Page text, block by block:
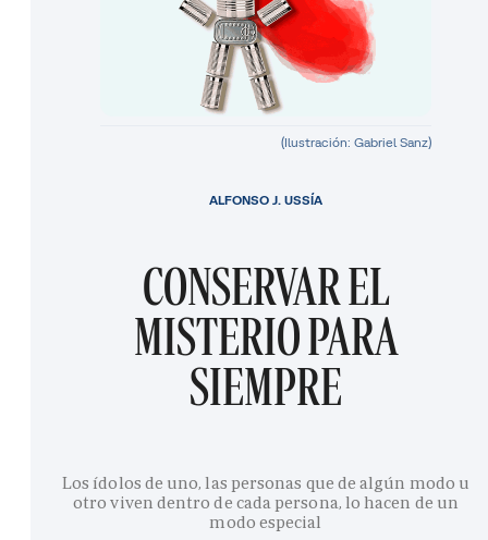
(Ilustración: Gabriel Sanz)
CONSERVAR EL
MISTERIO PARA
SIEMPRE
Los ídolos de uno, las personas que de algún modo u
otro viven dentro de cada persona, lo hacen de un
modo especial
ALFONSO J. USSÍA